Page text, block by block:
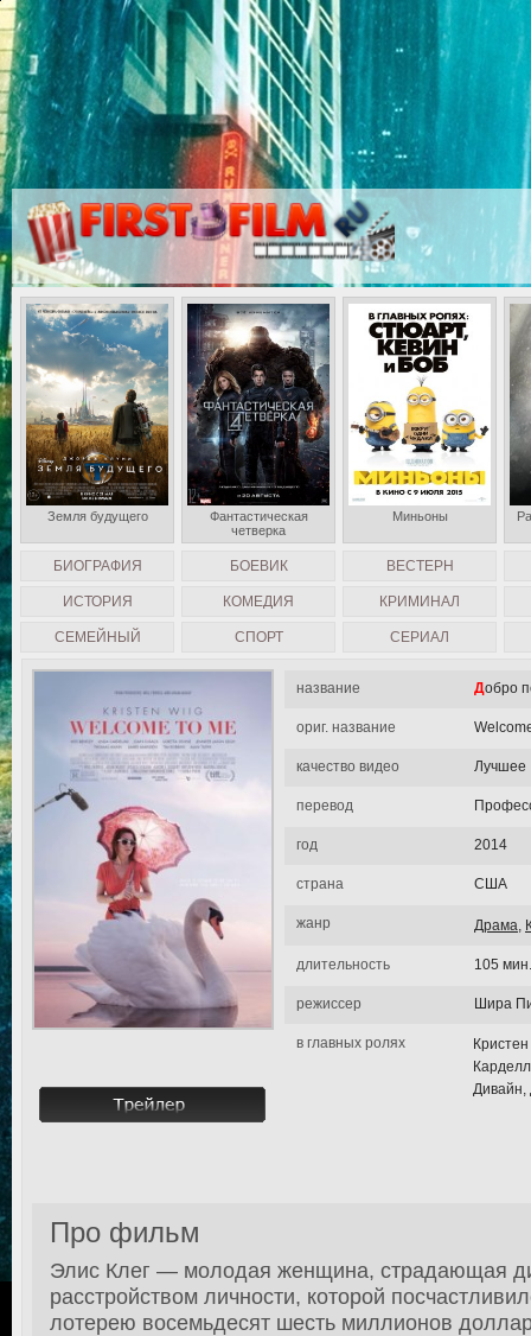
название Добро
ориг. название
качество видео Лучшее
перевод
год 2014
страна США
жанр Драма,
длительность 105 мин.
режиссер Шира
в главных ролях
Про фильм
Элис Клег — молодая женщина, страдающая
расстройством личности, которой
лотерею восемьдесят шесть миллионов
БИОГРАФИЯ БОЕВИК ВЕСТЕРН
ИСТОРИЯ КОМЕДИЯ КРИМИНАЛ
СЕМЕЙНЫЙ СПОРТ СЕРИАЛ
Земля будущего
Фантастическая
четверка
Миньоны